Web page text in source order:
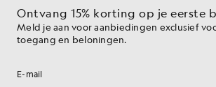
Ontvang 15% korting op je eerste
Meld je aan voor aanbiedingen exclusief
toegang en beloningen.
E-mailadres